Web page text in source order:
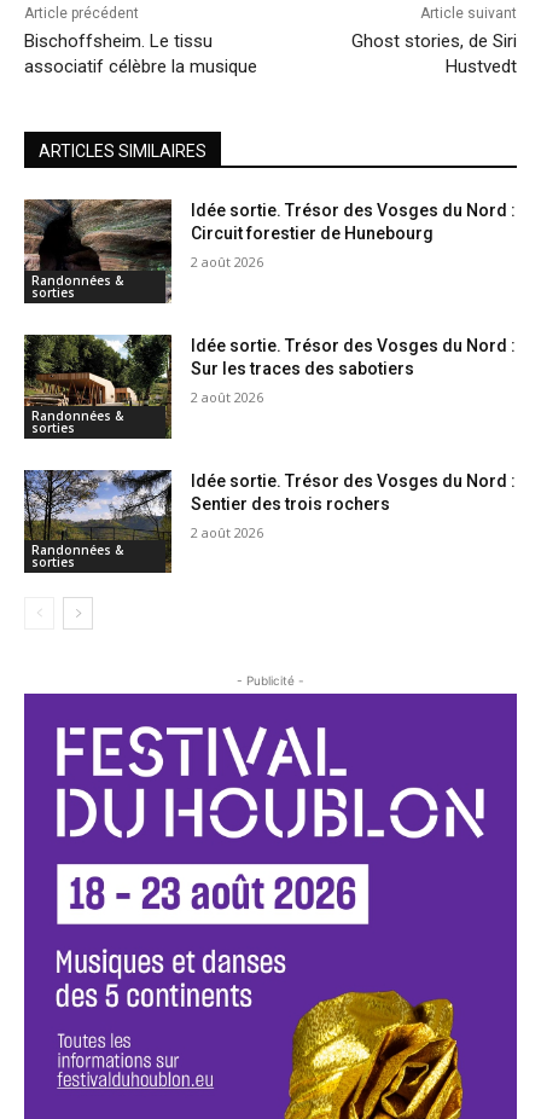
Article précédent
Bischoffsheim. Le tissu
associatif célèbre la musique
Article suivant
Ghost stories, de Siri
Hustvedt
ARTICLES SIMILAIRES
Randonnées &
sorties
Idée sortie. Trésor des Vosges du Nord :
Circuit forestier de Hunebourg
2 août 2026
Randonnées &
sorties
Idée sortie. Trésor des Vosges du Nord :
Sur les traces des sabotiers
2 août 2026
Randonnées &
sorties
Idée sortie. Trésor des Vosges du Nord :
Sentier des trois rochers
2 août 2026
- Publicité -